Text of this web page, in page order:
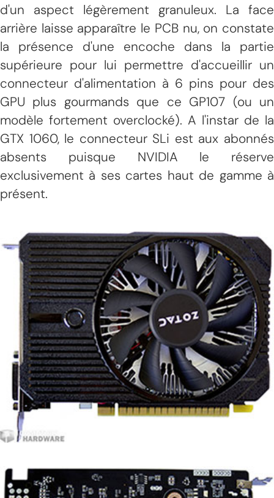
d'un aspect légèrement granuleux. La face
arrière laisse apparaître le PCB nu, on constate
la présence d'une encoche dans la partie
supérieure pour lui permettre d'accueillir un
connecteur d'alimentation à 6 pins pour des
GPU plus gourmands que ce GP107 (ou un
modèle fortement overclocké). A l'instar de la
GTX 1060, le connecteur SLi est aux abonnés
absents puisque NVIDIA le réserve
exclusivement à ses cartes haut de gamme à
présent.